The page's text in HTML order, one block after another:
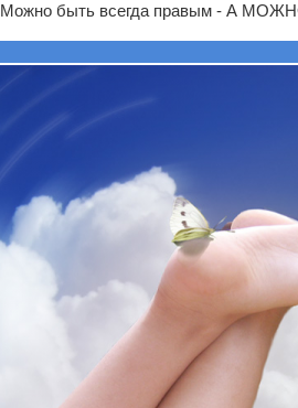
Можно быть всегда правым - А